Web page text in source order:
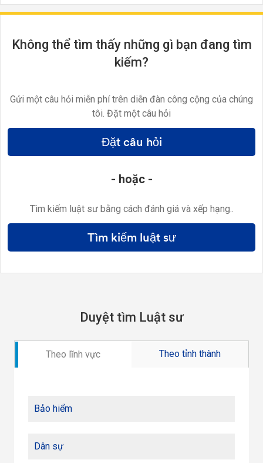
Không thể tìm thấy những gì bạn đang tìm
kiếm?
Gửi một câu hỏi miễn phí trên diễn đàn công cộng của chúng
tôi. Đặt một câu hỏi
Đặt câu hỏi
- hoặc -
Tìm kiếm luật sư bằng cách đánh giá và xếp hạng..
Tìm kiếm luật sư
Duyệt tìm Luật sư
Theo lĩnh vực Theo tỉnh thành
Bảo hiểm
Dân sự